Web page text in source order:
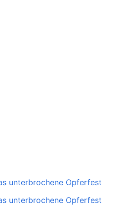
unterbrochene Opferfest
unterbrochene Opferfest